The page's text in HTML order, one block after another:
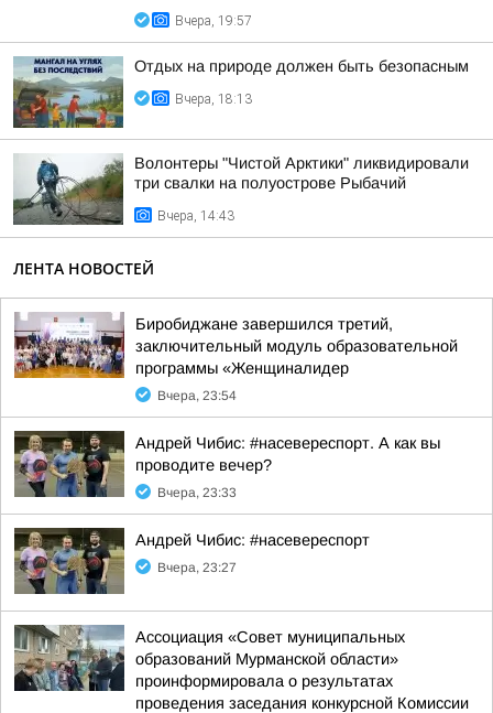
Вчера, 19:57
Отдых на природе должен быть безопасным
Вчера, 18:13
Волонтеры "Чистой Арктики" ликвидировали
три свалки на полуострове Рыбачий
Вчера, 14:43
ЛЕНТА НОВОСТЕЙ
Биробиджане завершился третий,
заключительный модуль образовательной
программы «Женщиналидер
Вчера, 23:54
Андрей Чибис: #насевереспорт. А как вы
проводите вечер?
Вчера, 23:33
Андрей Чибис: #насевереспорт
Вчера, 23:27
Ассоциация «Совет муниципальных
образований Мурманской области»
проинформировала о результатах
проведения заседания конкурсной Комиссии